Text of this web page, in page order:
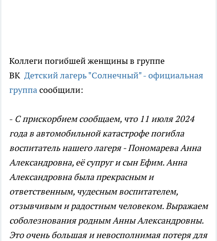
Коллеги погибшей женщины в группе
ВК Детский лагерь "Солнечный" - официальная
группасообщили:
- С прискорбием сообщаем, что 11 июля 2024
года в автомобильной катастрофе погибла
воспитатель нашего лагеря - Пономарева Анна
Александровна, её супруг и сын Ефим. Анна
Александровна была прекрасным и
ответственным, чудесным воспитателем,
отзывчивым и радостным человеком. Выражаем
соболезнования родным Анны Александровны.
Это очень большая и невосполнимая потеря для